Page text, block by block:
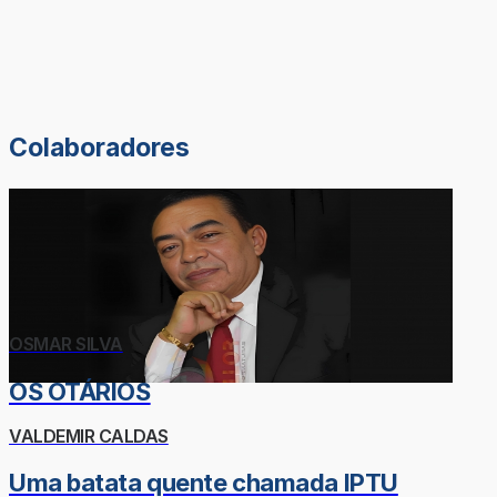
Colaboradores
OSMAR SILVA
OS OTÁRIOS
VALDEMIR CALDAS
Uma batata quente chamada IPTU